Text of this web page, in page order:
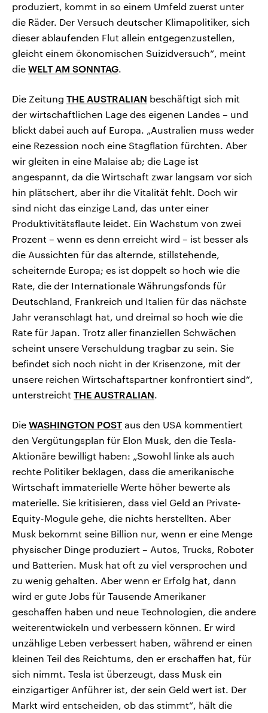
produziert, kommt in so einem Umfeld zuerst unter
die Räder. Der Versuch deutscher Klimapolitiker, sich
dieser ablaufenden Flut allein entgegenzustellen,
gleicht einem ökonomischen Suizidversuch“, meint
die WELT AM SONNTAG.
Die Zeitung THE AUSTRALIAN beschäftigt sich mit
der wirtschaftlichen Lage des eigenen Landes – und
blickt dabei auch auf Europa. „Australien muss weder
eine Rezession noch eine Stagflation fürchten. Aber
wir gleiten in eine Malaise ab; die Lage ist
angespannt, da die Wirtschaft zwar langsam vor sich
hin plätschert, aber ihr die Vitalität fehlt. Doch wir
sind nicht das einzige Land, das unter einer
Produktivitätsflaute leidet. Ein Wachstum von zwei
Prozent – wenn es denn erreicht wird – ist besser als
die Aussichten für das alternde, stillstehende,
scheiternde Europa; es ist doppelt so hoch wie die
Rate, die der Internationale Währungsfonds für
Deutschland, Frankreich und Italien für das nächste
Jahr veranschlagt hat, und dreimal so hoch wie die
Rate für Japan. Trotz aller finanziellen Schwächen
scheint unsere Verschuldung tragbar zu sein. Sie
befindet sich noch nicht in der Krisenzone, mit der
unsere reichen Wirtschaftspartner konfrontiert sind“,
unterstreicht THE AUSTRALIAN.
Die WASHINGTON POST aus den USA kommentiert
den Vergütungsplan für Elon Musk, den die Tesla-
Aktionäre bewilligt haben: „Sowohl linke als auch
rechte Politiker beklagen, dass die amerikanische
Wirtschaft immaterielle Werte höher bewerte als
materielle. Sie kritisieren, dass viel Geld an Private-
Equity-Mogule gehe, die nichts herstellten. Aber
Musk bekommt seine Billion nur, wenn er eine Menge
physischer Dinge produziert – Autos, Trucks, Roboter
und Batterien. Musk hat oft zu viel versprochen und
zu wenig gehalten. Aber wenn er Erfolg hat, dann
wird er gute Jobs für Tausende Amerikaner
geschaffen haben und neue Technologien, die andere
weiterentwickeln und verbessern können. Er wird
unzählige Leben verbessert haben, während er einen
kleinen Teil des Reichtums, den er erschaffen hat, für
sich nimmt. Tesla ist überzeugt, dass Musk ein
einzigartiger Anführer ist, der sein Geld wert ist. Der
Markt wird entscheiden, ob das stimmt“, hält die